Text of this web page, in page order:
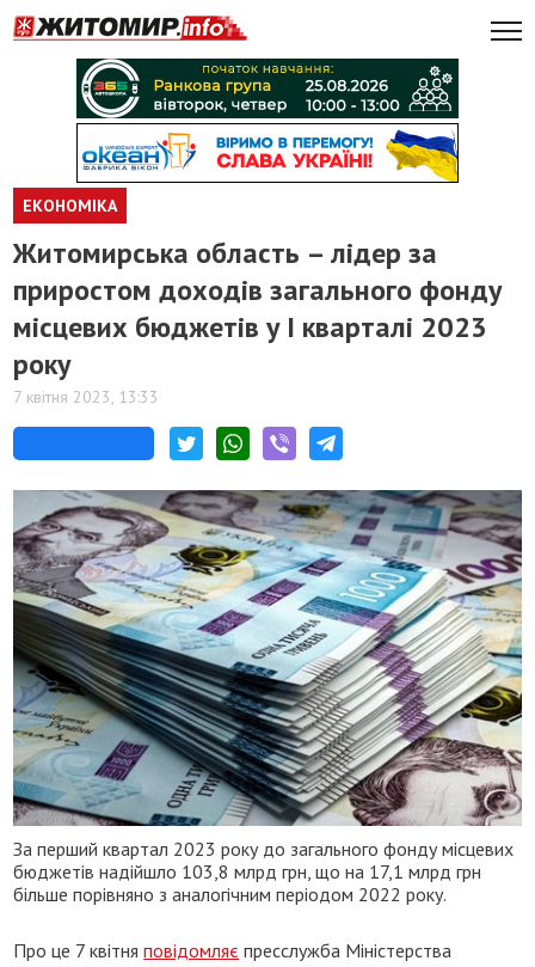
ЕКОНОМІКА
Житомирська область – лідер за
приростом доходів загального фонду
місцевих бюджетів у І кварталі 2023
року
7 квітня 2023, 13:33
За перший квартал 2023 року до загального фонду місцевих
бюджетів надійшло 103,8 млрд грн, що на 17,1 млрд грн
більше порівняно з аналогічним періодом 2022 року.
Про це 7 квітняповідомляє пресслужба Міністерства